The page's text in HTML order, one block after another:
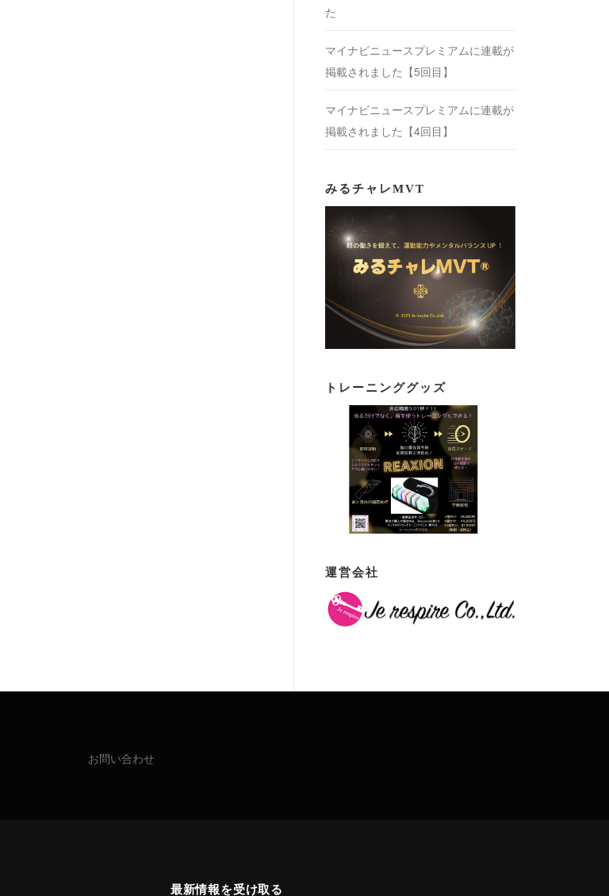
た
マイナビニュースプレミアムに連載が
掲載されました【5回目】
マイナビニュースプレミアムに連載が
掲載されました【4回目】
みるチャレMVT
トレーニンググッズ
運営会社
お問い合わせ
最新情報を受け取る